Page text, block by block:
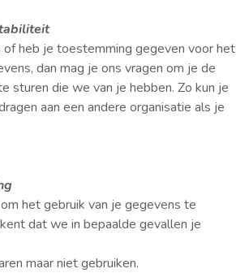
of heb je toestemming gegeven voor het
dan mag je ons vragen om je de
sturen die we van je hebben. Zo kun je
aan een andere organisatie als je
het gebruik van je gegevens te
dat we in bepaalde gevallen je
maar niet gebruiken.